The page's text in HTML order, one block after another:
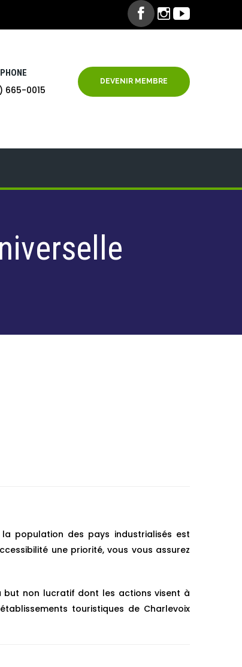
665-0015
DEVENIR MEMBRE
population des pays industrialisés est
une priorité, vous vous assurez
but non lucratif dont les actions visent à
touristiques de Charlevoix